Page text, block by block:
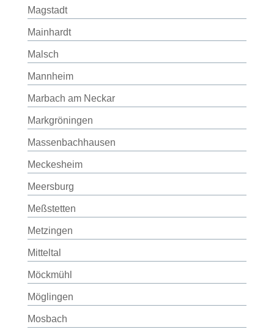
Magstadt
Mainhardt
Malsch
Mannheim
Marbach am Neckar
Markgröningen
Massenbachhausen
Meckesheim
Meersburg
Meßstetten
Metzingen
Mitteltal
Möckmühl
Möglingen
Mosbach